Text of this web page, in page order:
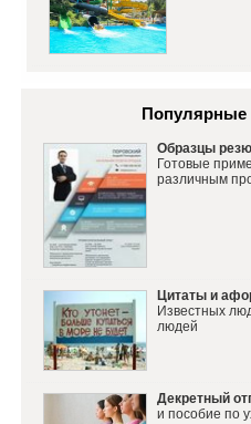
Популярные
Образцы
Готовые
различным
Цитаты и
Известных
людей
Декретный
и пособие по